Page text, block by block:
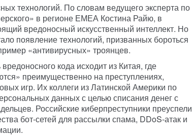
технологий. По словам ведущего эксперта по
в регионе ЕМЕА Костина Райю, в
вредоносный искусственный интеллект. Но
появление технологий, призванных бороться
«антивирусных» троянцев.
кода исходит из Китая, где
преимущественно на преступлениях,
игр. Их коллеги из Латинской Америки по
данных с целью списания денег с
Российские киберпреступники преуспели
бот-сетей для рассылки спама, DDoS-атак и